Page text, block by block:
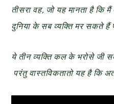
तीसरा वह, जो यह मानता है कि
दुनिया के सब व्यक्ति मर सकते हैं
ये तीन व्यक्ति कल के भरोसे जी
परंतु वास्तविकतातो यह है कि